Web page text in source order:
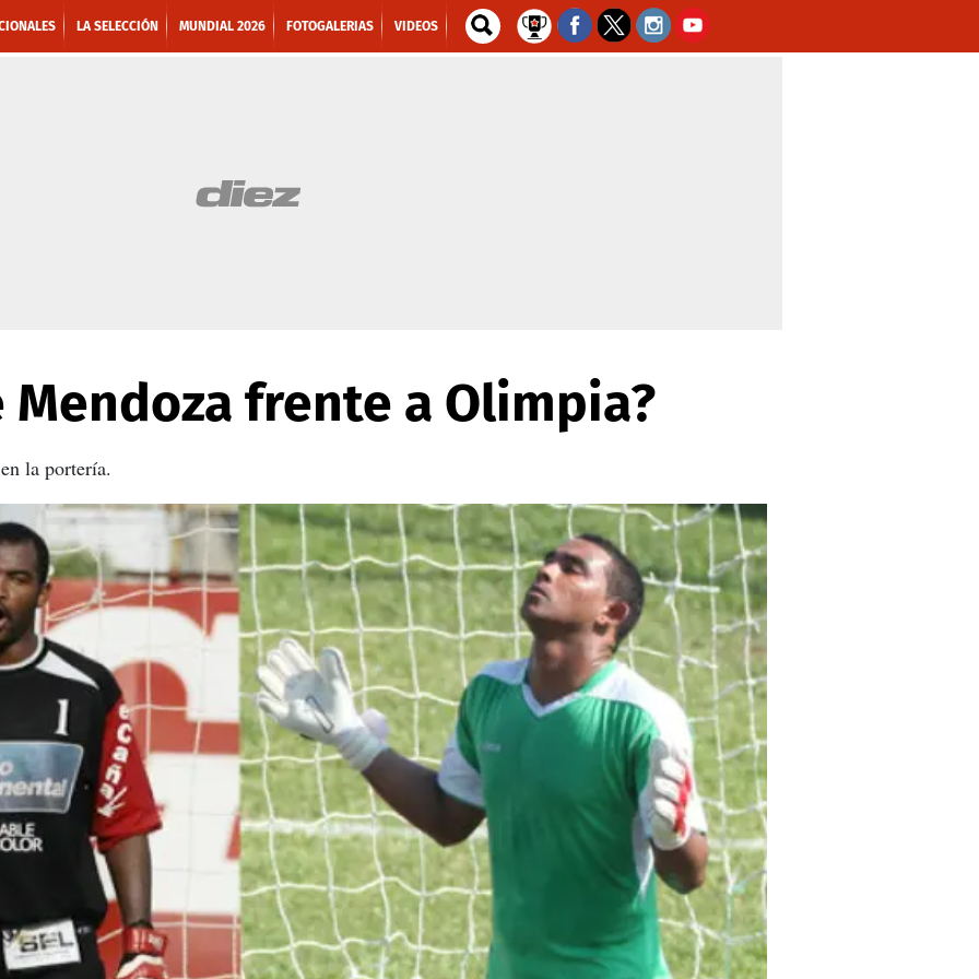
LA SELECCIÓN MUNDIAL 2026 FOTOGALERIAS VIDEOS
Mendoza frente a Olimpia?
la portería.